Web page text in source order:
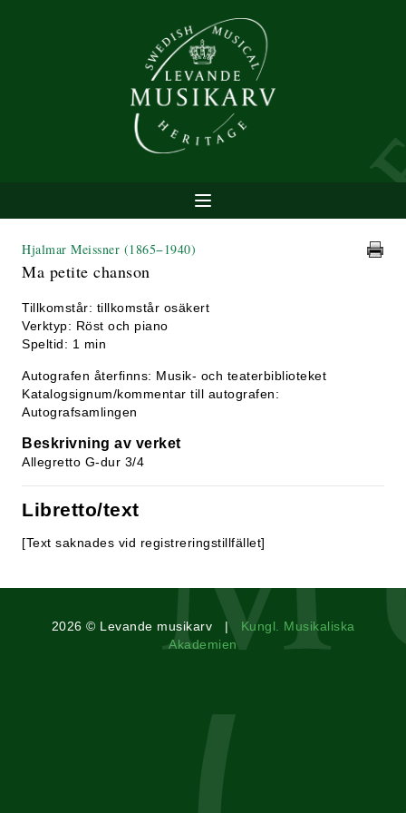
Hjalmar Meissner (1865−1940)
Ma petite chanson
Tillkomstår: tillkomstår osäkert
Verktyp: Röst och piano
Speltid: 1 min
Autografen återfinns: Musik- och teaterbiblioteket
Katalogsignum/kommentar till autografen:
Autografsamlingen
Beskrivning av verket
Allegretto G-dur 3/4
Libretto/text
[Text saknades vid registreringstillfället]
2026 © Levande musikarv | Kungl. Musikaliska
Akademien